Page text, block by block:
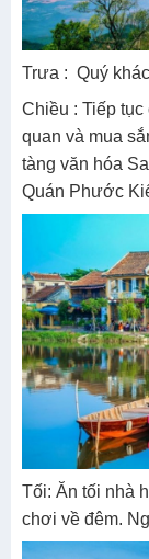
Trưa : Quý
Chiều : Tiếp
quan và mua
tàng văn hóa
Quán Phước
Tối: Ăn tối nhà
chơi về đêm.